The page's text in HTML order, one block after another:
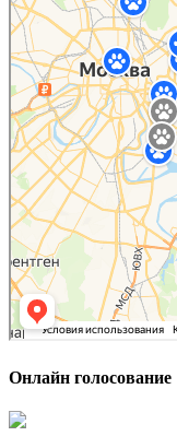
Онлайн голосование